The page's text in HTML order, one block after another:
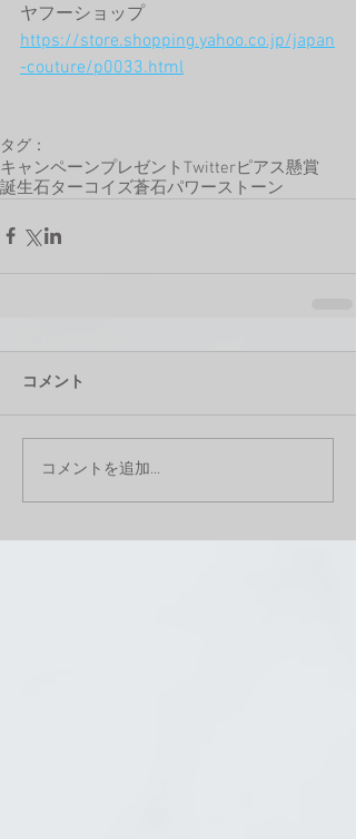
ヤフーショップ
https://store.shopping.yahoo.co.jp/japan
-couture/p0033.html
タグ：
キャンペーンプレゼント Twitterピアス懸賞
誕生石ターコイズ蒼石パワーストーン
コメント
コメントを追加…